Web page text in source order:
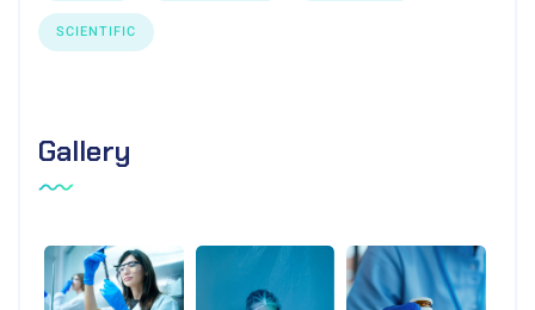
SCIENTIFIC
Gallery